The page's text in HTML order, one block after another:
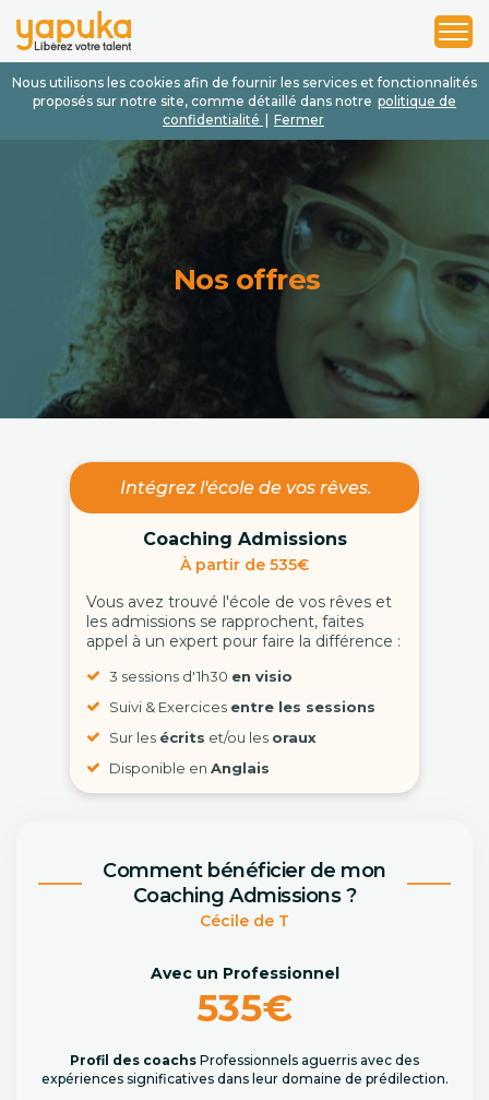
Nous utilisons les cookies afin de fournir les services et fonctionnalités
proposés sur notre site, comme détaillé dans notre politique de
confidentialité
Fermer
1
2
3
Nos offres
Intégrez l'école de vos rêves.
Coaching Admissions
À partir de 535€
Vous avez trouvé l'école de vos rêves et
les admissions se rapprochent, faites
appel à un expert pour faire la différence :
3 sessions d'1h30 en visio
Suivi & Exercices entre les sessions
Sur les écrits et/ou les oraux
Disponible en Anglais
Comment bénéficier de mon
Coaching Admissions ?
Cécile de T
Avec un Professionnel
535€
Profil des coachs Professionnels aguerris avec des
expériences significatives dans leur domaine de prédilection.